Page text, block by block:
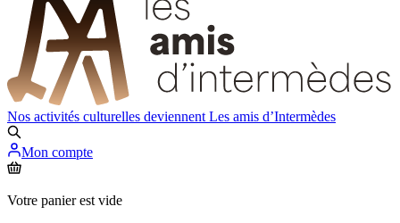
Nos activités culturelles deviennent Les amis d’Intermèdes
Mon compte
Votre panier est vide